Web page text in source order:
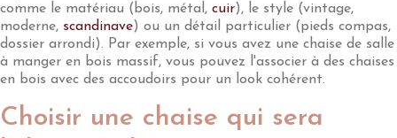
comme le matériau (bois, métal, cuir), le style (vintage,
moderne, scandinave) ou un détail particulier (pieds compas,
dossier arrondi). Par exemple, si vous avez une chaise de salle
à manger en bois massif, vous pouvez l'associer à des chaises
en bois avec des accoudoirs pour un look cohérent.
Choisir une chaise qui sera